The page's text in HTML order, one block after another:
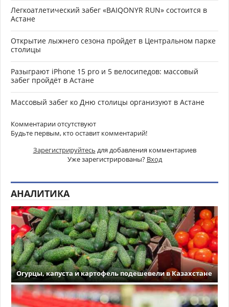
Легкоатлетический забег «BAIQONYR RUN» состоится в
Астане
Открытие лыжнего сезона пройдет в Центральном парке
столицы
Разыграют iPhone 15 pro и 5 велосипедов: массовый
забег пройдёт в Астане
Массовый забег ко Дню столицы организуют в Астане
Комментарии отсутствуют
Будьте первым, кто оставит комментарий!
Зарегистрируйтесь для добавления комментариев
Уже зарегистрированы? Вход
АНАЛИТИКА
Огурцы, капуста и картофель подешевели в Казахстане